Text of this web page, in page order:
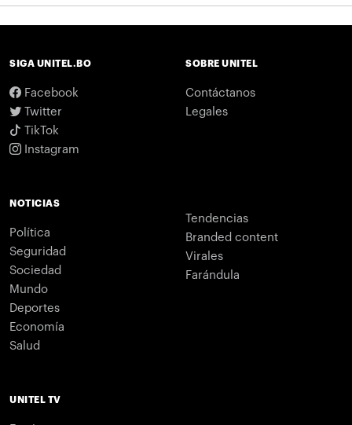
SIGA UNITEL.BO
Facebook
Twitter
TikTok
Instagram
SOBRE UNITEL
Contáctanos
Legales
NOTICIAS
Política
Seguridad
Sociedad
Mundo
Deportes
Economía
Salud
Tendencias
Branded content
Virales
Farándula
UNITEL TV